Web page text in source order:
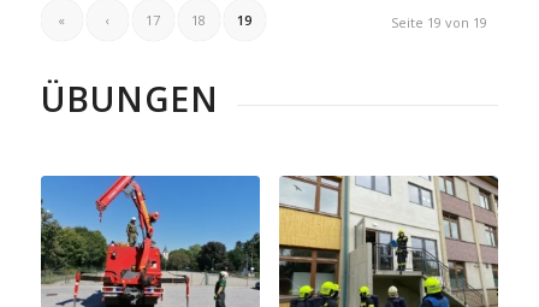
Seite 19 von 19
« ‹ 17 18 19
ÜBUNGEN